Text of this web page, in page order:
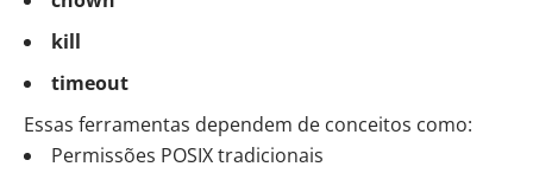
kill
timeout
Essas ferramentas dependem de conceitos como:
Permissões POSIX tradicionais